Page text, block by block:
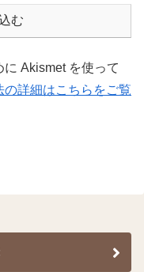
む
Akismet を使って
詳細はこちらをご覧